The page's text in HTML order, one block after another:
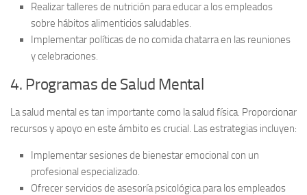
Realizartalleres de nutrición para educar a los empleados
sobre hábitos alimenticios saludables.
Implementar políticas de no comida chatarraen las reuniones
y celebraciones.
4. Programas de Salud Mental
La salud mental es tan importante como la salud física. Proporcionar
recursos y apoyo en este ámbito es crucial. Las estrategias incluyen:
Implementarsesiones de bienestar emocional con un
profesional especializado.
Ofrecerservicios de asesoría psicológicapara los empleados